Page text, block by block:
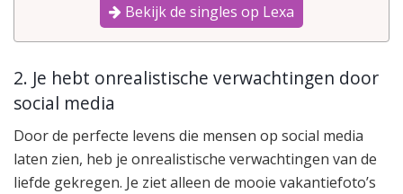
Bekijk de singles op Lexa
2. Je hebt onrealistische verwachtingen door
social media
Door de perfecte levens die mensen op social media
laten zien, heb je onrealistische verwachtingen van de
liefde gekregen. Je ziet alleen de mooie vakantiefoto’s